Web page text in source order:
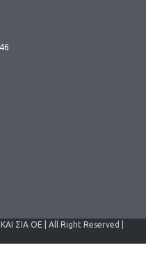
ΣΙΑ ΟΕ | All Right Reserved |